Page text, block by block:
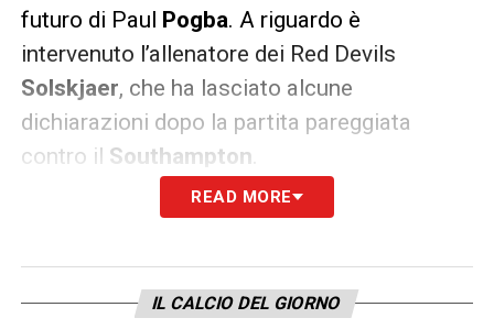
futuro di Paul Pogba. A riguardo è
intervenuto l’allenatore dei Red Devils
Solskjaer, che ha lasciato alcune
dichiarazioni dopo la partita pareggiata
contro il Southampton
Ci sono dei dialoghi in corso tra il club e il
Solskjaer. Il centrocampista è in scadenza
READ MORE
IL CALCIO DEL GIORNO